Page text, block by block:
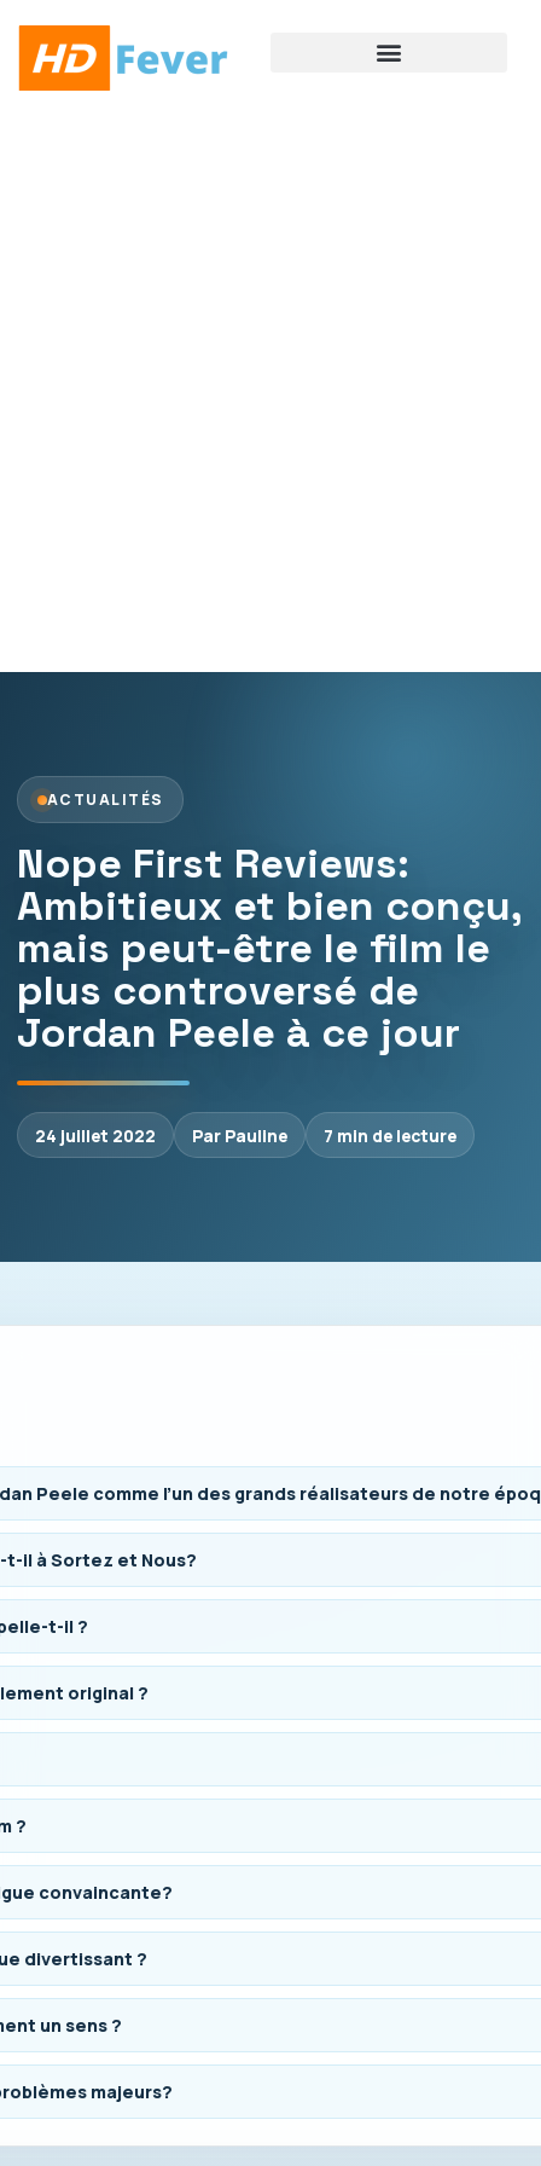
ACTUALITÉS
Nope First Reviews:
Ambitieux et bien conçu,
mais peut-être le film le
plus controversé de
Jordan Peele à ce jour
24 juillet 2022 Par Pauline 7 min de lecture
Peele comme l’un des grands réalisateurs de notre
il à Sortez et Nous?
t-il ?
original ?
?
convaincante?
divertissant ?
un sens ?
majeurs?